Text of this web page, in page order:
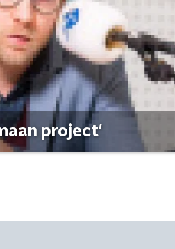
project'